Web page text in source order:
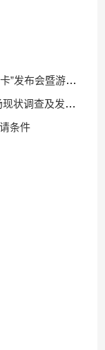
布会暨游园会
展前景研判报告
条件